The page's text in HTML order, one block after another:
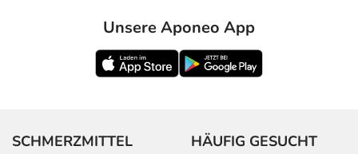
Unsere Aponeo App
SCHMERZMITTEL HÄUFIG GESUCHT